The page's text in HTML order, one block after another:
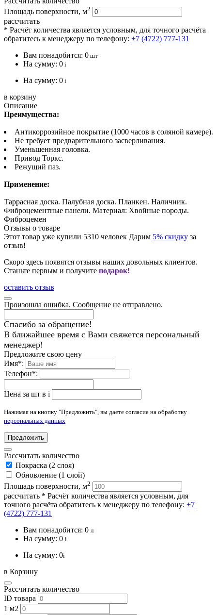
Площадь поверхности, м2
рассчитать
* Расчёт количества является условным, для точного расчёта
обратитесь к менеджеру по телефону: +7 (4722) 777-131
Вам понадобится: 0 шт
На сумму: 0 i
На сумму: 0 i
в корзину
Описание
Преимущества:
Антикоррозийное покрытие (1000 часов в соляной камере).
Не требует предварительного засверливания.
Уменьшенная головка.
Привод Торкс.
Режущий паз.
Применение:
Таррасная доска. Палубная доска. Планкен. Наличник.
Фиброцементные панели. Материал: Хвойные породы.
Фиброцемен
Отзывы о товаре
Этот товар уже купили 5310 человек Дарим 5% скидку за
отзыв!
Скоро здесь появятся отзывы наших довольных клиентов.
Станьте первым и получите подарок!
оставить отзыв
Произошла ошибка. Сообщение не отправлено.
Спасибо за обращение!
В ближайшее время с Вами свяжется персональный
менеджер!
Предложите свою цену
Имя*:
Телефон*:
Цена за шт в i
Нажимая на кнопку "Предложить", вы даете согласие на обработку
персональных данных
Предложить
Рассчитать количество
Покраска (2 слоя)
Обновление (1 слой)
Площадь поверхности, м2
рассчитать * Расчёт количества является условным, для
точного расчёта обратитесь к менеджеру по телефону: +7
(4722) 777-131
Вам понадобится: 0 л
На сумму: 0 i
На сумму: 0i
в Корзину
Рассчитать количество
ID товара
1 м2